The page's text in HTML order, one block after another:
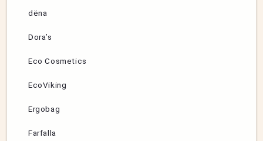
dëna
Dora’s
Eco Cosmetics
EcoViking
Ergobag
Farfalla